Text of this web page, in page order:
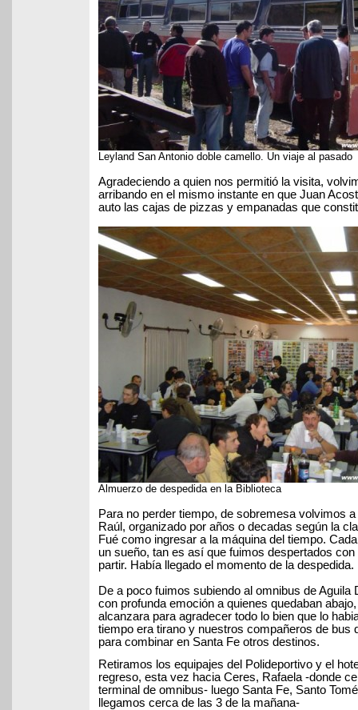
Leyland San Antonio doble camello. Un viaje al pasado
Agradeciendo a quien nos permitió la visita,
arribando en el mismo instante en que Juan
auto las cajas de pizzas y empanadas que
Almuerzo de despedida en la Biblioteca
Para no perder tiempo, de sobremesa volvimos
Raúl, organizado por años o decadas según la
Fué como ingresar a la máquina del tiempo.
un sueño, tan es así que fuimos despertados
partir. Había llegado el momento de la despedida.
De a poco fuimos subiendo al omnibus de Aguila
con profunda emoción a quienes quedaban
alcanzara para agradecer todo lo bien que lo
tiempo era tirano y nuestros compañeros de bus
para combinar en Santa Fe otros destinos.
Retiramos los equipajes del Polideportivo y el
regreso, esta vez hacia Ceres, Rafaela -donde
terminal de omnibus- luego Santa Fe, Santo
llegamos cerca de las 3 de la mañana-